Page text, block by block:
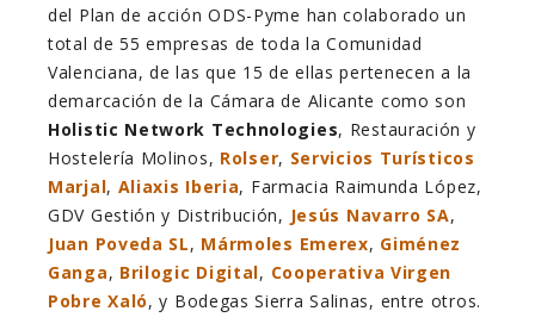
del Plan de acción ODS-Pyme han colaborado un
total de 55 empresas de toda la Comunidad
Valenciana, de las que 15 de ellas pertenecen a la
demarcación de la Cámara de Alicante como son
Holistic Network Technologies, Restauración y
Hostelería Molinos, Rolser, Servicios Turísticos
Marjal, Aliaxis Iberia, Farmacia Raimunda López,
GDV Gestión y Distribución, Jesús Navarro SA,
Juan Poveda SL, Mármoles Emerex, Giménez
Ganga, Brilogic Digital, Cooperativa Virgen
Pobre Xaló, y Bodegas Sierra Salinas, entre otros.